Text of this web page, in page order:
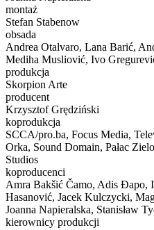
montaż
Stefan Stabenow
obsada
Andrea Otalvaro, Lana Barić,
Mediha Musliović, Ivo
produkcja
Skorpion Arte
producent
Krzysztof Grędziński
koprodukcja
SCCA/pro.ba, Focus Media,
Orka, Sound Domain, Pałac
Studios
koproducenci
Amra Bakšić Čamo, Adis Đapo,
Hasanović, Jacek Kulczycki,
Joanna Napieralska, Stanisław
kierownicy produkcji